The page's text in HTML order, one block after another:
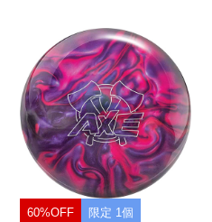
60%OFF 限定 1個